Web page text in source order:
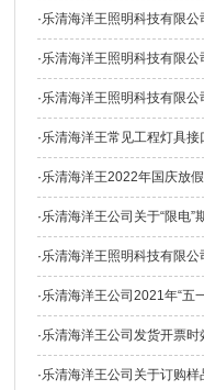
·乐清海洋王照明科技有限
·乐清海洋王照明科技有限
·乐清海洋王照明科技有限
·乐清海洋王常见工程灯具
·乐清海洋王2022年国庆放
·乐清海洋王公司关于“限电”
·乐清海洋王照明科技有限
·乐清海洋王公司2021年“五
·乐清海洋王公司发货开票时
·乐清海洋王公司关于订购